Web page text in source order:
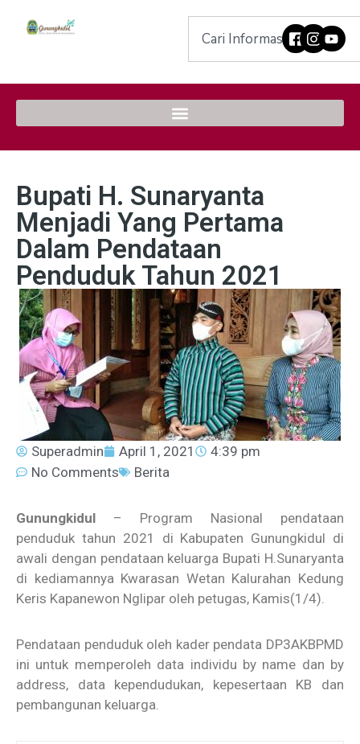
Bupati H. Sunaryanta
Menjadi Yang Pertama
Dalam Pendataan
Penduduk Tahun 2021
Superadmin April 1, 2021
4:39 pm
No Comments
Berita
Gunungkidul – Program Nasional pendataan
penduduk tahun 2021 di Kabupaten Gunungkidul di
awali dengan pendataan keluarga Bupati H.Sunaryanta
di kediamannya Kwarasan Wetan Kalurahan Kedung
Keris Kapanewon Nglipar oleh petugas, Kamis(1/4).
Pendataan penduduk oleh kader pendata DP3AKBPMD
ini untuk memperoleh data individu by name dan by
address, data kependudukan, kepesertaan KB dan
pembangunan keluarga.